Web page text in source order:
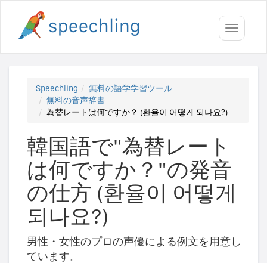
Toggle
Speechling
無料の語学学習ツール
無料の音声辞書
為替レートは何ですか？ (환율이 어떻게 되나요?)
韓国語で"為替レート
は何ですか？"の発音
の仕方 (환율이 어떻게
되나요?)
男性・女性のプロの声優による例文を用意し
ています。